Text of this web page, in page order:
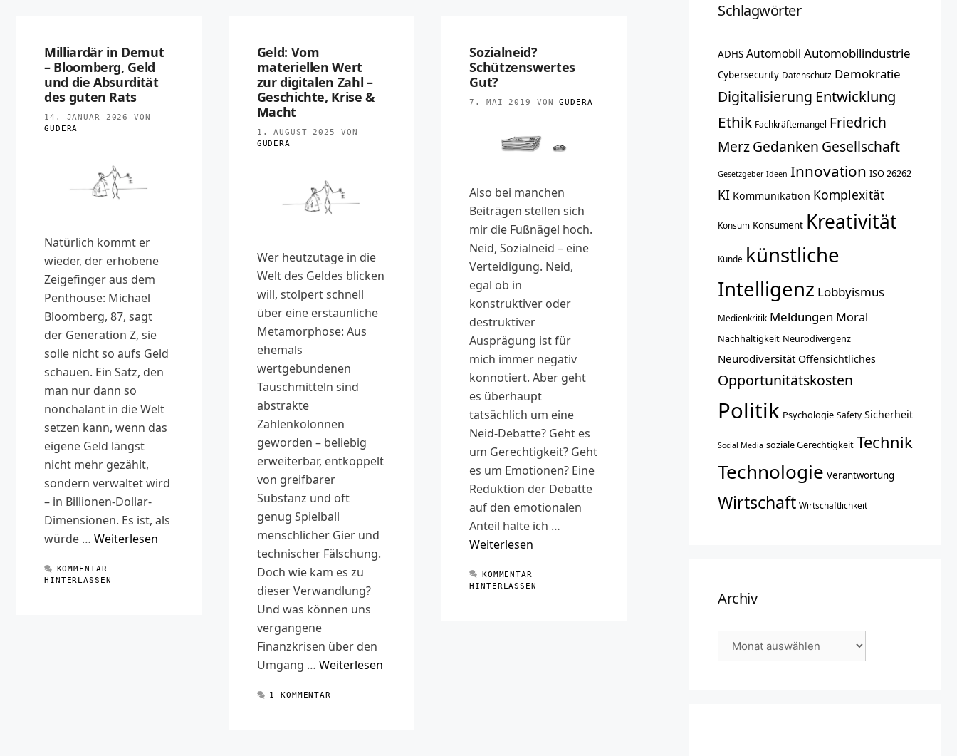
Milliardär in Demut
– Bloomberg, Geld
und die Absurdität
des guten Rats
14. JANUAR 2026
VON
GUDERA
Natürlich kommt er
wieder, der erhobene
Zeigefinger aus dem
Penthouse: Michael
Bloomberg, 87, sagt
der Generation Z, sie
solle nicht so aufs Geld
schauen. Ein Satz, den
man nur dann so
nonchalant in die Welt
setzen kann, wenn das
eigene Geld längst
nicht mehr gezählt,
sondern verwaltet wird
– in Billionen-Dollar-
Dimensionen. Es ist, als
würde …Weiterlesen
KOMMENTAR
HINTERLASSEN
Geld: Vom
materiellen Wert
zur digitalen Zahl –
Geschichte, Krise &
Macht
1. AUGUST 2025
VON
GUDERA
Wer heutzutage in die
Welt des Geldes blicken
will, stolpert schnell
über eine erstaunliche
Metamorphose: Aus
ehemals
wertgebundenen
Tauschmitteln sind
abstrakte
Zahlenkolonnen
geworden – beliebig
erweiterbar, entkoppelt
von greifbarer
Substanz und oft
genug Spielball
menschlicher Gier und
technischer Fälschung.
Doch wie kam es zu
dieser Verwandlung?
Und was können uns
vergangene
Finanzkrisen über den
Umgang … Weiterlesen
1 KOMMENTAR
Sozialneid?
Schützenswertes
Gut?
7. MAI 2019 VONGUDERA
Also bei manchen
Beiträgen stellen sich
mir die Fußnägel hoch.
Neid, Sozialneid – eine
Verteidigung. Neid,
egal ob in
konstruktiver oder
destruktiver
Ausprägung ist für
mich immer negativ
konnotiert. Aber geht
es überhaupt
tatsächlich um eine
Neid-Debatte? Geht es
um Gerechtigkeit? Geht
es um Emotionen? Eine
Reduktion der Debatte
auf den emotionalen
Anteil halte ich …
Weiterlesen
KOMMENTAR
HINTERLASSEN
Schlagwörter
ADHS Automobil Automobilindustrie
Cybersecurity Datenschutz Demokratie
Digitalisierung Entwicklung
Ethik Fachkräftemangel Friedrich
MerzGedanken Gesellschaft
Gesetzgeber Ideen Innovation ISO 26262
KI Kommunikation Komplexität
Konsum Konsument Kreativität
Kunde künstliche
Intelligenz Lobbyismus
Medienkritik Meldungen Moral
Nachhaltigkeit Neurodivergenz
Neurodiversität Offensichtliches
Opportunitätskosten
Politik Psychologie Safety Sicherheit
Social Media soziale Gerechtigkeit Technik
Technologie Verantwortung
Wirtschaft Wirtschaftlichkeit
Archiv
Archiv